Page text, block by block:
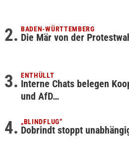
BADEN-WÜRTTEMBERG
Die Mär von der
ENTHÜLLT
Interne Chats belegen
und AfD…
„BLINDFLUG“
Dobrindt stoppt